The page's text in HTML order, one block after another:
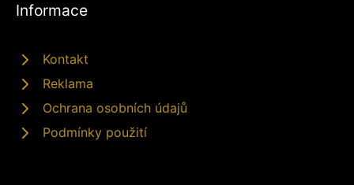
Informace
Kontakt
Reklama
Ochrana osobních údajů
Podmínky použití